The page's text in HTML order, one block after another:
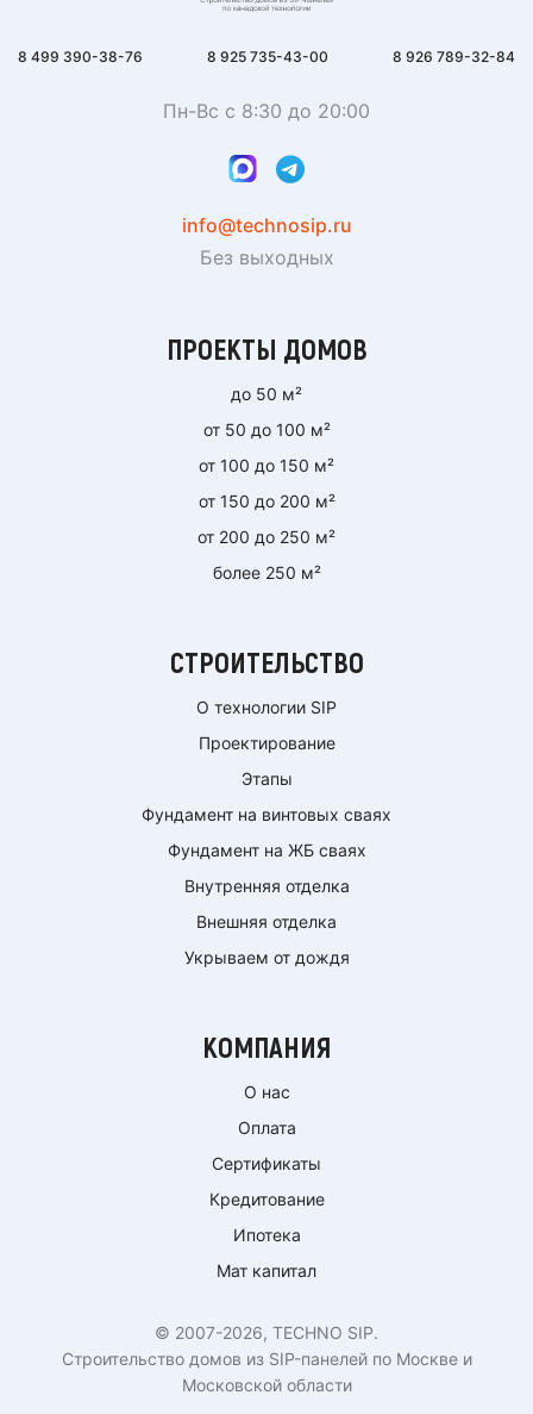
8 499 390-38-76 8 925 735-43-00 8 926 789-32-84
Пн-Вс с 8:30 до 20:00
info@technosip.ru
Без выходных
ПРОЕКТЫ ДОМОВ
до 50 м²
от 50 до 100 м²
от 100 до 150 м²
от 150 до 200 м²
от 200 до 250 м²
более 250 м²
СТРОИТЕЛЬСТВО
О технологии SIP
Проектирование
Этапы
Фундамент на винтовых сваях
Фундамент на ЖБ сваях
Внутренняя отделка
Внешняя отделка
Укрываем от дождя
КОМПАНИЯ
О нас
Оплата
Сертификаты
Кредитование
Ипотека
Мат капитал
© 2007-2026, TECHNO SIP.
Строительство домов из SIP-панелей по Москве и
Московской области